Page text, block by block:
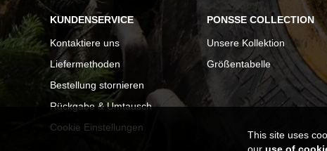
KUNDENSERVICE
Kontaktiere uns
Liefermethoden
Bestellung stornieren
Rückgabe & Umtausch
Cookie Einstellungen
PONSSE COLLECTION
Unsere Kollektion
Größentabelle
This site uses